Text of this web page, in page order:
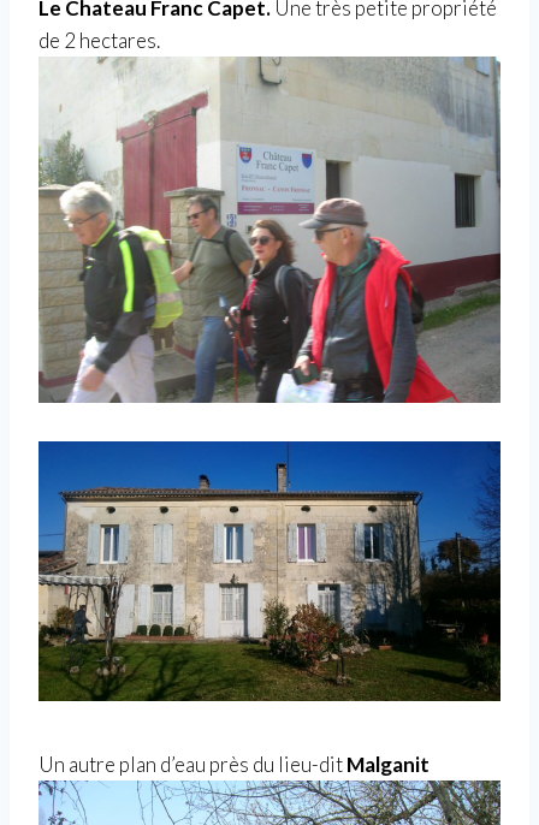
Le Chateau Franc Capet. Une très petite propriété
de 2 hectares.
Un autre plan d’eau près du lieu-ditMalganit